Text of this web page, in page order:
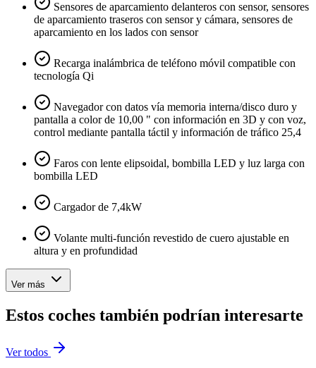
Sensores de aparcamiento delanteros con sensor, sensores
de aparcamiento traseros con sensor y cámara, sensores de
aparcamiento en los lados con sensor
Recarga inalámbrica de teléfono móvil compatible con
tecnología Qi
Navegador con datos vía memoria interna/disco duro y
pantalla a color de 10,00 " con información en 3D y con voz,
control mediante pantalla táctil y información de tráfico 25,4
Faros con lente elipsoidal, bombilla LED y luz larga con
bombilla LED
Cargador de 7,4kW
Volante multi-función revestido de cuero ajustable en
altura y en profundidad
Ver más
Estos coches también podrían interesarte
Ver todos